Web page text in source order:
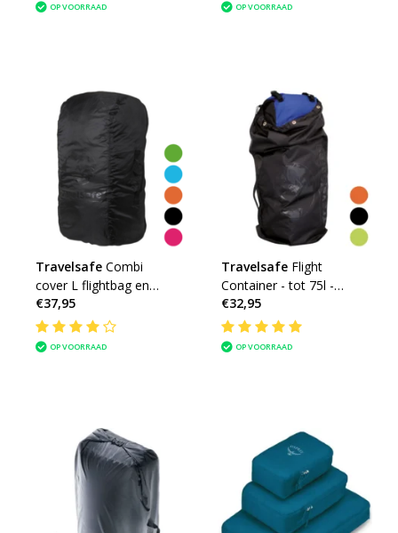
OP VOORRAAD OP VOORRAAD
Travelsafe Combi
cover L flightbag en
regenhoes voor
backpacks 55 tot 100l
€37,95
OP VOORRAAD
Travelsafe Flight
Container - tot 75l -
flightbag voor
backpacks
€32,95
OP VOORRAAD